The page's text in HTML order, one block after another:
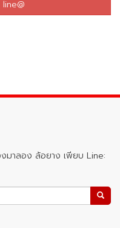
มาลอง ล้อยาง เพียบ Line: